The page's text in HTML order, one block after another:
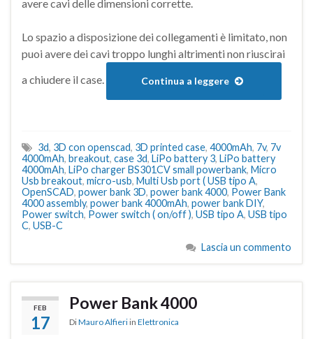
avere cavi delle dimensioni corrette.
Lo spazio a disposizione dei collegamenti è limitato, non
puoi avere dei cavi troppo lunghi altrimenti non riuscirai
a chiudere il case.
Continua a leggere
3d, 3D con openscad, 3D printed case, 4000mAh, 7v, 7v
4000mAh, breakout, case 3d, LiPo battery 3, LiPo battery
4000mAh, LiPo charger BS301CV small powerbank, Micro
Usb breakout, micro-usb, Multi Usb port ( USB tipo A,
OpenSCAD, power bank 3D, power bank 4000, Power Bank
4000 assembly, power bank 4000mAh, power bank DIY,
Power switch, Power switch ( on/off ), USB tipo A, USB tipo
C, USB-C
Lascia un commento
FEB
17
Power Bank 4000
DiMauro Alfieri in Elettronica